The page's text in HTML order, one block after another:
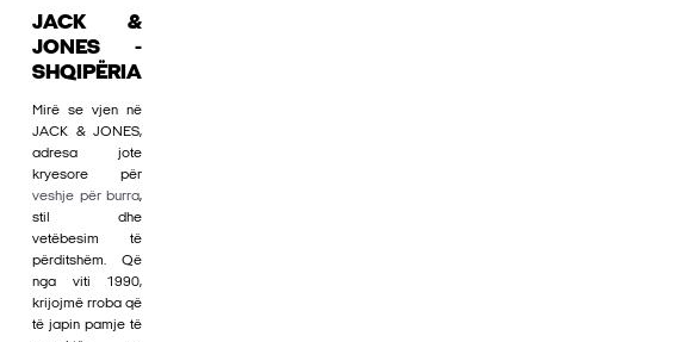
JACK &
JONES -
SHQIPËRIA
Mirë se vjen në
JACK & JONES,
adresa jote
kryesore për
veshje për burra,
stil dhe
vetëbesim të
përditshëm. Që
nga viti 1990,
krijojmë rroba që
të japin pamje të